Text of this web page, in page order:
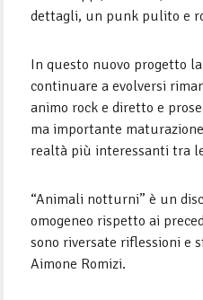
dettagli, un punk pulito e
In questo nuovo progetto
continuare a evolversi
animo rock e diretto e
ma importante
realtà più interessanti tra
“Animali notturni” è un
omogeneo rispetto ai
sono riversate riflessioni e
Aimone Romizi.